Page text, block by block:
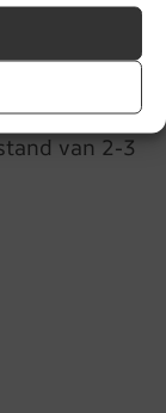
foto's te
dat het
van 2-3